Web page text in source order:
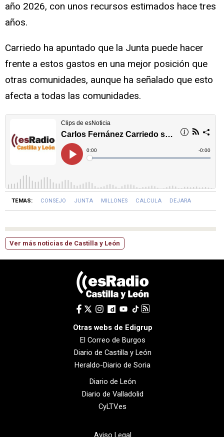
año 2026, con unos recursos estimados hace tres
años.
Carriedo ha apuntado que la Junta puede hacer
frente a estos gastos en una mejor posición que
otras comunidades, aunque ha señalado que esto
afecta a todas las comunidades.
TEMAS: CONSEJO JUNTA MILLONES CALCULA DEJARA
Ver más noticias de Castilla y León
Otras webs de Edigrup
El Correo de Burgos
Diario de Castilla y León
Heraldo-Diario de Soria
Diario de León
Diario de Valladolid
CyLTV.es
Aviso Legal